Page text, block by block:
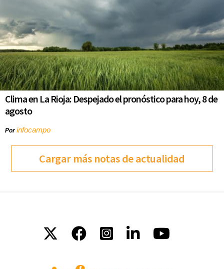
Clima en La Rioja: Despejado el pronóstico para hoy, 8 de
agosto
Porinfocampo
Cargar más notas de actualidad